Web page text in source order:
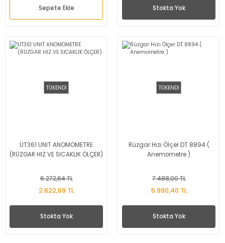
Sepete Ekle Stokta Yok
TÜKENDİ
UT361 UNIT ANOMOMETRE
(RÜZGAR HIZ VE SICAKLIK ÖLÇER)
6.272,64 TL
2.822,69 TL
Stokta Yok
TÜKENDİ
Rüzgar Hızı Ölçer DT 8894 (
Anemometre )
7.488,00 TL
5.990,40 TL
Stokta Yok